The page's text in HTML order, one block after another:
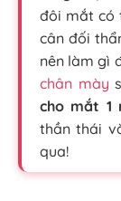
đôi mắt có
cân đối
nên làm gì
chân mày
cho mắt 1
thần thái
qua!